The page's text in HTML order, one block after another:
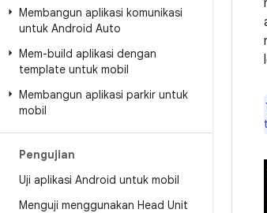
Membangun aplikasi komunikasi
untuk Android Auto
Mem-build aplikasi dengan
template untuk mobil
Membangun aplikasi parkir untuk
mobil
Pengujian
Uji aplikasi Android untuk mobil
Menguji menggunakan Head Unit